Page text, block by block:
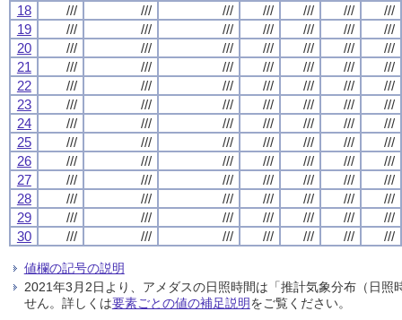
18
/// /// /// /// /// ///
///
19
/// /// /// /// /// ///
///
20
/// /// /// /// /// ///
///
21
/// /// /// /// /// ///
///
22
/// /// /// /// /// ///
///
23
/// /// /// /// /// ///
///
24
/// /// /// /// /// ///
///
25
/// /// /// /// /// ///
///
26
/// /// /// /// /// ///
///
27
/// /// /// /// /// ///
///
28
/// /// /// /// /// ///
///
29
/// /// /// /// /// ///
///
30
/// /// /// /// /// /// ///
値欄の記号の説明
2021年3月2日より、アメダスの日照時間は「推計気象分布（日
せん。詳しくは要素ごとの値の補足説明をご覧ください。